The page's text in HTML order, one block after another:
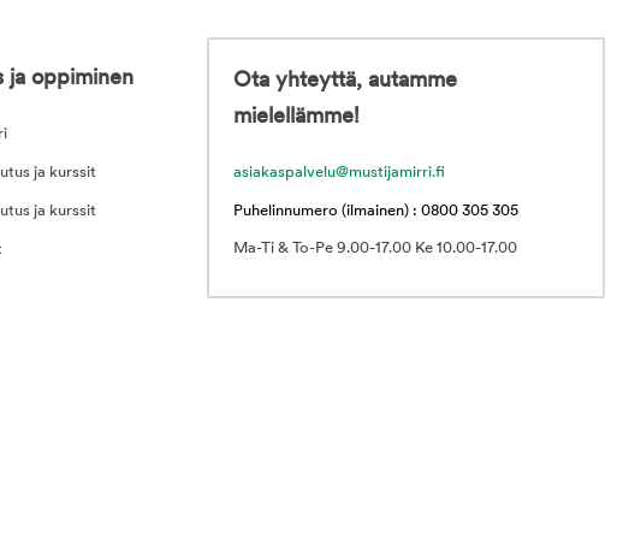
ja oppiminen
ja kurssit
ja kurssit
Ota yhteyttä, autamme
mielellämme!
asiakaspalvelu@mustijamirri.fi
Puhelinnumero (ilmainen) : 0800 305 305
Ma-Ti & To-Pe 9.00-17.00 Ke 10.00-17.00